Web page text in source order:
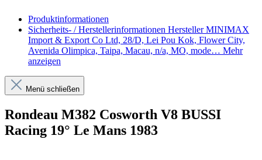
Produktinformationen
Sicherheits- / Herstellerinformationen Hersteller MINIMAX
Import & Export Co Ltd, 28/D, Lei Pou Kok, Flower City,
Avenida Olimpica, Taipa, Macau, n/a, MO, mode… Mehr
anzeigen
Menü schließen
Rondeau M382 Cosworth V8 BUSSI
Racing 19° Le Mans 1983